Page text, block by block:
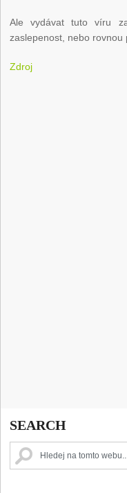
Ale vydávat tuto víru
zaslepenost, nebo rovnou
Zdroj
SEARCH